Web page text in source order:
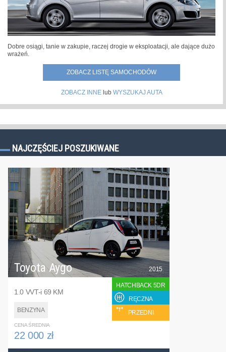
Dobre osiągi, tanie w zakupie, raczej drogie w eksploatacji, ale dające dużo
wrażeń.
ZOBACZ LISTĘ SAMOCHODÓW
ZOBACZ INNElub WYSZUKAJ AUTA
NAJCZĘŚCIEJ POSZUKIWANE
Toyota Aygo
1.0 VVT-i 69 KM
BENZYNA
2015
HATCHBACK 5DR
RĘCZNA
PRZEDNI
CENA ŚREDNIA
22 000 zł